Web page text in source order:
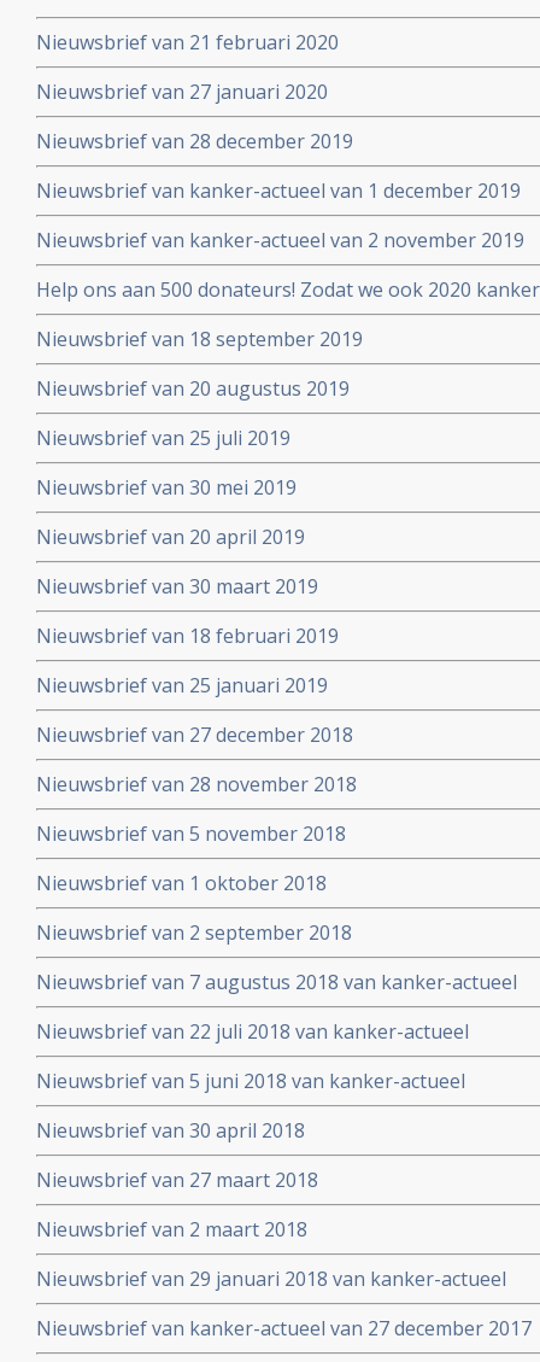
Nieuwsbrief van 21 februari 2020
Nieuwsbrief van 27 januari 2020
Nieuwsbrief van 28 december 2019
Nieuwsbrief van kanker-actueel van 1 december 2019
Nieuwsbrief van kanker-actueel van 2 november 2019
Help ons aan 500 donateurs! Zodat we ook 2020
voortzetten
Nieuwsbrief van 18 september 2019
Nieuwsbrief van 20 augustus 2019
Nieuwsbrief van 25 juli 2019
Nieuwsbrief van 30 mei 2019
Nieuwsbrief van 20 april 2019
Nieuwsbrief van 30 maart 2019
Nieuwsbrief van 18 februari 2019
Nieuwsbrief van 25 januari 2019
Nieuwsbrief van 27 december 2018
Nieuwsbrief van 28 november 2018
Nieuwsbrief van 5 november 2018
Nieuwsbrief van 1 oktober 2018
Nieuwsbrief van 2 september 2018
Nieuwsbrief van 7 augustus 2018 van kanker-actueel
Nieuwsbrief van 22 juli 2018 van kanker-actueel
Nieuwsbrief van 5 juni 2018 van kanker-actueel
Nieuwsbrief van 30 april 2018
Nieuwsbrief van 27 maart 2018
Nieuwsbrief van 2 maart 2018
Nieuwsbrief van 29 januari 2018 van kanker-actueel
Nieuwsbrief van kanker-actueel van 27 december 2017